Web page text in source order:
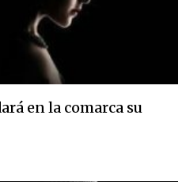
en la comarca su